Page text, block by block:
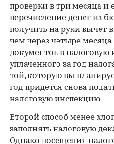
проверки в три месяца и
перечисление денег из
получить на руки вычет
чем через четыре месяца
документов в налоговую
уплаченного за год
той, которую вы
год придется снова
налоговую инспекцию.
Второй способ менее
заполнять налоговую
Однако посещения